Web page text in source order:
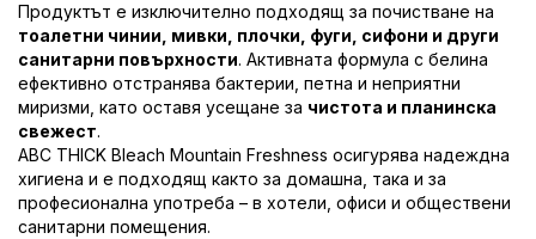
Продуктът е изключително подходящ за почистване на
тоалетни чинии, мивки, плочки, фуги, сифони и други
санитарни повърхности. Активната формула с белина
ефективно отстранява бактерии, петна и неприятни
миризми, като оставя усещане за чистота и планинска
свежест.
ABC THICK Bleach Mountain Freshness осигурява надеждна
хигиена и е подходящ както за домашна, така и за
професионална употреба – в хотели, офиси и обществени
санитарни помещения.